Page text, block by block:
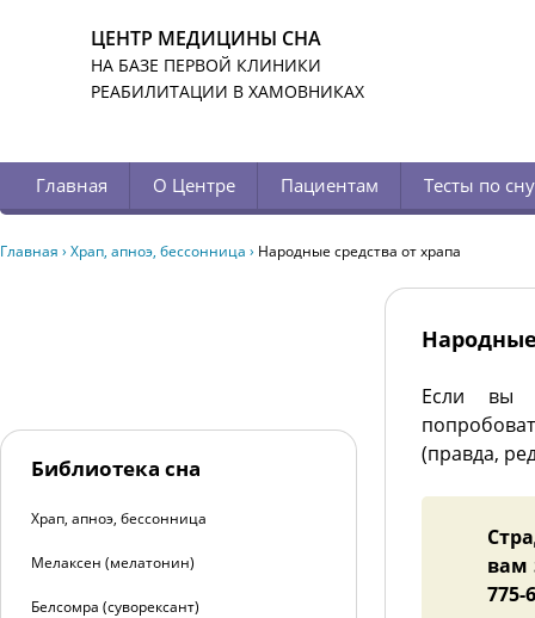
ЦЕНТР МЕДИЦИНЫ СНА
НА БАЗЕ ПЕРВОЙ КЛИНИКИ
РЕАБИЛИТАЦИИ В ХАМОВНИКАХ
Главная О Центре Пациентам Тесты по сну
Главная › Храп, апноэ, бессонница › Народные средства от храпа
Если вы
(правда,
вам
775-
Библиотека сна
Храп, апноэ, бессонница
Мелаксен (мелатонин)
Белсомра (суворексант)